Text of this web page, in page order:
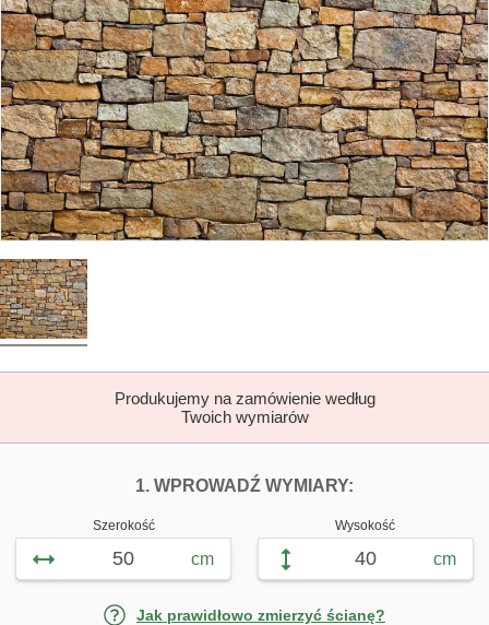
Produkujemy na zamówienie według
Twoich wymiarów
1. WPROWADŹ WYMIARY:
Szerokość
cm
Wysokość
cm
Jak prawidłowo zmierzyć ścianę?